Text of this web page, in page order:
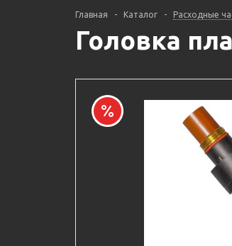
Главная - Каталог - Расходные
Головка